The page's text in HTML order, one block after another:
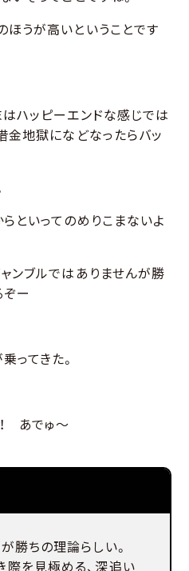
うが高いということです
ハッピーエンドな感じでは
金地獄になどなったらバッ
といってのめりこまないよ
ンブルではありませんが勝
ー
ってきた。
あでゅ～
勝ちの理論らしい。
を見極める、深追い